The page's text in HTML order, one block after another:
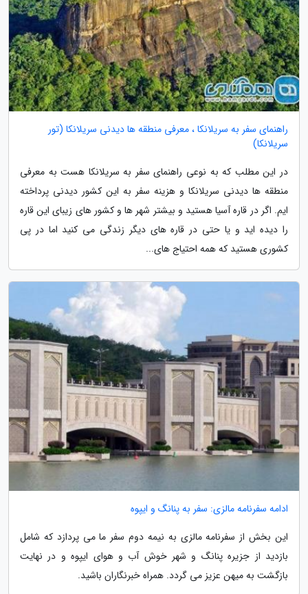
راهنمای سفر به سریلانکا ، معرفی منطقه ها دیدنی سریلانکا (تور
سریلانکا)
در این مطلب که به نوعی راهنمای سفر به سریلانکا هست به معرفی
منطقه ها دیدنی سریلانکا و هزینه سفر به این کشور دیدنی پرداخته
ایم. اگر در قاره آسیا هستید و بیشتر شهر ها و کشور های زیبای این قاره
را دیده اید و یا حتی در قاره های دیگر زندگی می کنید اما در پی
کشوری هستید که همه احتیاج های...
ادامه سفرنامه مالزی: سفر به پنانگ و ایپوه
این بخش از سفرنامه مالزی به نیمه دوم سفر ما می پردازد که شامل
بازدید از جزیره پنانگ و شهر خوش آب و هوای ایپوه و در نهایت
بازگشت به میهن عزیز می گردد. همراه خبرنگاران باشید.